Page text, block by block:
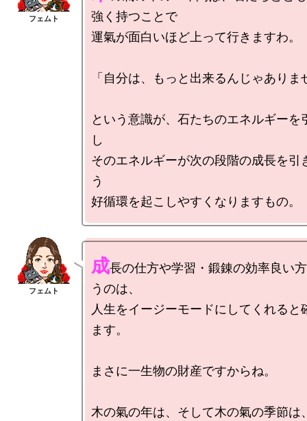
強く持つことで
運氣が面白いほど上って行きますわ。
「自分は、もっと出来るんじゃありま
という意識が、石たちのエネルギーを
し
そのエネルギーが次の段階の成長を引
う
成長の仕方や学習・鍛錬の効率良い
うのは、
人生をイージーモードにしてくれると
ます。
まさに一生物の財産ですからね。
木の氣の年は、そして木の氣の季節は